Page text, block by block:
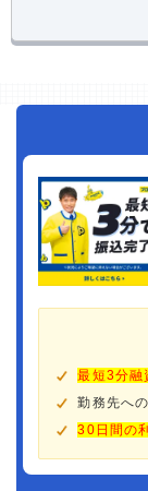
最短3分融
勤務先へ
30日間の